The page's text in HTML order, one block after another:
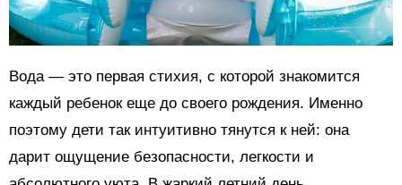
Вода — это первая стихия, с которой знакомится
каждый ребенок еще до своего рождения. Именно
поэтому дети так интуитивно тянутся к ней: она
дарит ощущение безопасности, легкости и